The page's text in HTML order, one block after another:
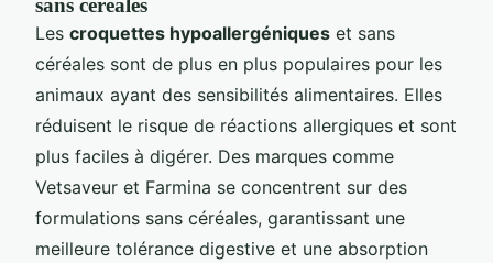
sans céréales
Les croquettes hypoallergéniques et sans
céréales sont de plus en plus populaires pour les
animaux ayant des sensibilités alimentaires. Elles
réduisent le risque de réactions allergiques et sont
plus faciles à digérer. Des marques comme
Vetsaveur et Farmina se concentrent sur des
formulations sans céréales, garantissant une
meilleure tolérance digestive et une absorption